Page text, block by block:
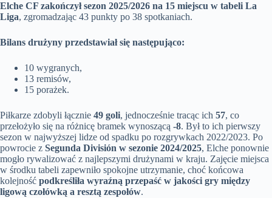
Elche CF zakończył sezon 2025/2026 na 15 miejscu w tabeli La
Liga, zgromadzając 43 punkty po 38 spotkaniach.
Bilans drużyny przedstawiał się następująco:
10 wygranych,
13 remisów,
15 porażek.
Piłkarze zdobyli łącznie 49 goli, jednocześnie tracąc ich 57, co
przełożyło się na różnicę bramek wynoszącą -8. Był to ich pierwszy
sezon w najwyższej lidze od spadku po rozgrywkach 2022/2023. Po
powrocie z Segunda División w sezonie 2024/2025, Elche ponownie
mogło rywalizować z najlepszymi drużynami w kraju. Zajęcie miejsca
w środku tabeli zapewniło spokojne utrzymanie, choć końcowa
kolejność podkreśliła wyraźną przepaść w jakości gry między
ligową czołówką a resztą zespołów.